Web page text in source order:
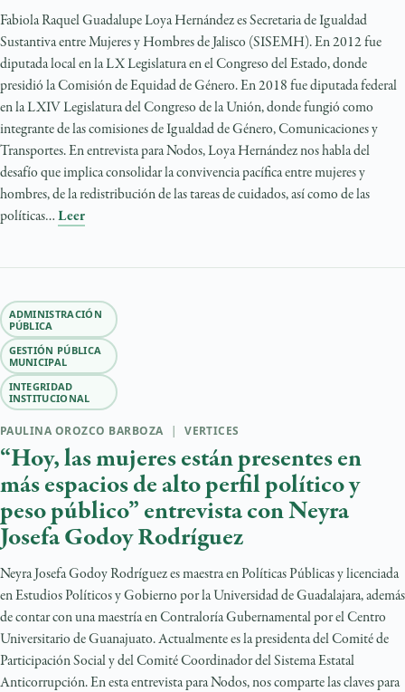
Fabiola Raquel Guadalupe Loya Hernández es Secretaria de Igualdad
Sustantiva entre Mujeres y Hombres de Jalisco (SISEMH). En 2012 fue
diputada local en la LX Legislatura en el Congreso del Estado, donde
presidió la Comisión de Equidad de Género. En 2018 fue diputada federal
en la LXIV Legislatura del Congreso de la Unión, donde fungió como
integrante de las comisiones de Igualdad de Género, Comunicaciones y
Transportes. En entrevista para Nodos, Loya Hernández nos habla del
desafío que implica consolidar la convivencia pacífica entre mujeres y
hombres, de la redistribución de las tareas de cuidados, así como de las
políticas… Leer
ADMINISTRACIÓN
PÚBLICA
GESTIÓN PÚBLICA
MUNICIPAL
INTEGRIDAD
INSTITUCIONAL
PAULINA OROZCO BARBOZA | VERTICES
“Hoy, las mujeres están presentes en
más espacios de alto perfil político y
peso público” entrevista con Neyra
Josefa Godoy Rodríguez
Neyra Josefa Godoy Rodríguez es maestra en Políticas Públicas y licenciada
en Estudios Políticos y Gobierno por la Universidad de Guadalajara, además
de contar con una maestría en Contraloría Gubernamental por el Centro
Universitario de Guanajuato. Actualmente es la presidenta del Comité de
Participación Social y del Comité Coordinador del Sistema Estatal
Anticorrupción. En esta entrevista para Nodos, nos comparte las claves para